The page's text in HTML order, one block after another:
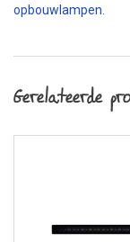
opbouwlampen.
Gerelateerde